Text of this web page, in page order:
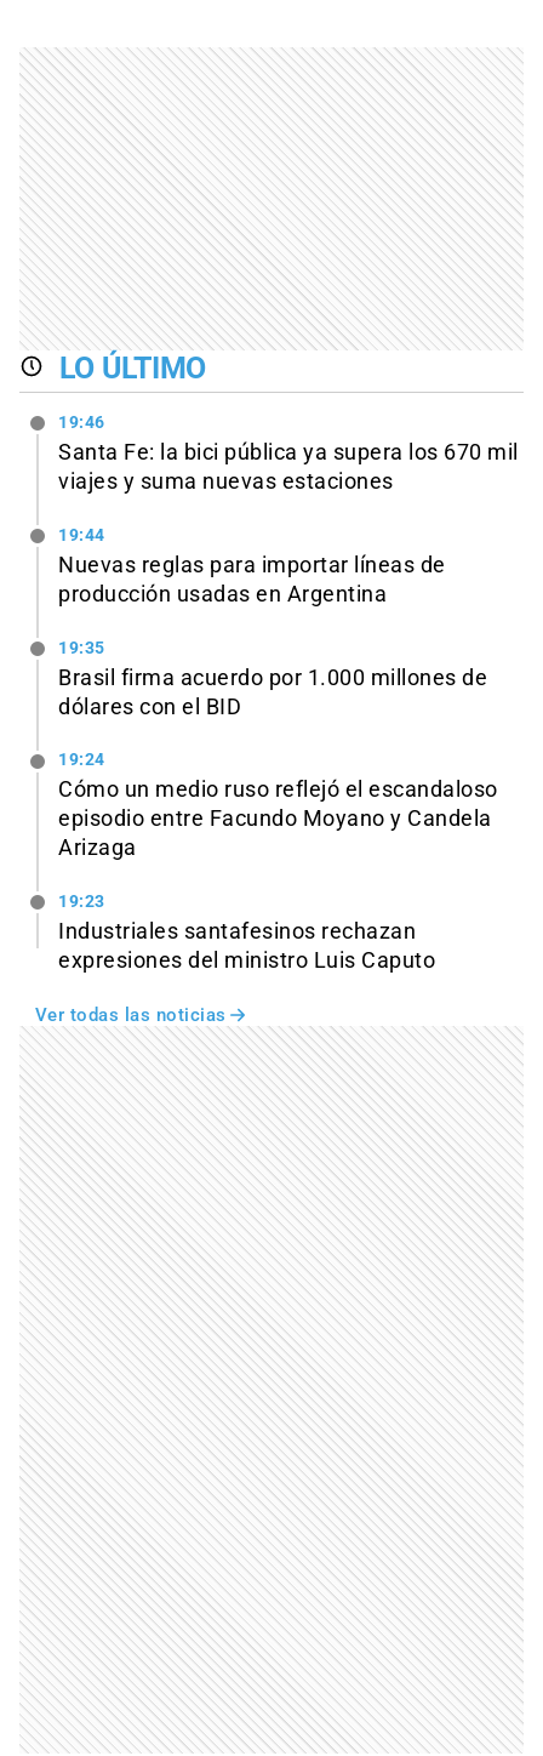
LO ÚLTIMO
19:46
Santa Fe: la bici pública ya supera los 670 mil
viajes y suma nuevas estaciones
19:44
Nuevas reglas para importar líneas de
producción usadas en Argentina
19:35
Brasil firma acuerdo por 1.000 millones de
dólares con el BID
19:24
Cómo un medio ruso reflejó el escandaloso
episodio entre Facundo Moyano y Candela
Arizaga
19:23
Industriales santafesinos rechazan
expresiones del ministro Luis Caputo
Ver todas las noticias